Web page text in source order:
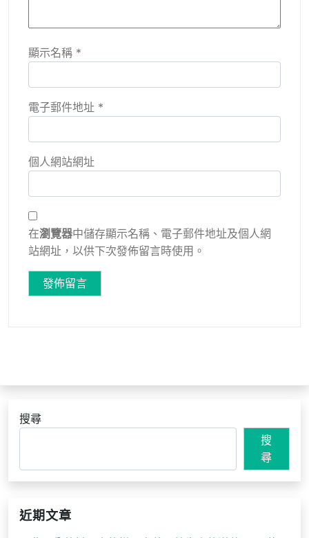
顯示名稱 *
電子郵件地址 *
個人網站網址
在瀏覽器中儲存顯示名稱、電子郵件地址及個人網
站網址，以供下次發佈留言時使用。
搜尋
搜
尋
近期文章